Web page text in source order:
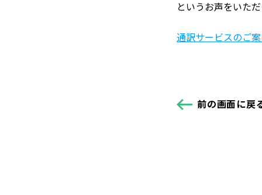
というお声をいた
通訳サービスのご
前の画面に戻